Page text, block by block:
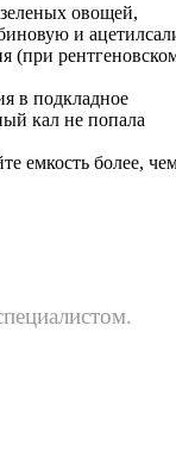
овощей,
и
(при
в подкладное
кал не попала
емкость более,